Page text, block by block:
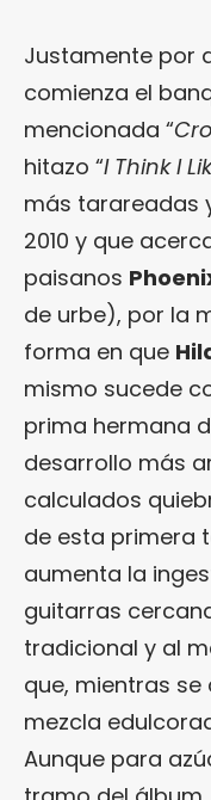
Justamente por
comienza el
mencionada “
hitazo “I Think I
más tarareadas
2010 y que
paisanos
de urbe), por la
forma en que
mismo sucede
prima hermana
desarrollo más
calculados
de esta primera
aumenta la
guitarras
tradicional y al
que, mientras se
mezcla
Aunque para